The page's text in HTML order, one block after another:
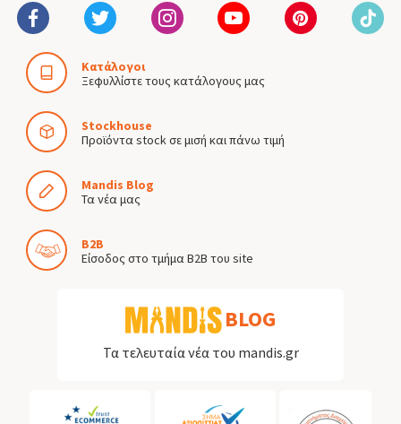
Κατάλογοι
Ξεφυλλίστε τους κατάλογους μας
Stockhouse
Προϊόντα stock σε μισή και πάνω τιμή
Mandis Blog
Τα νέα μας
B2B
Είσοδος στο τμήμα B2B του site
BLOG
Τα τελευταία νέα του mandis.gr